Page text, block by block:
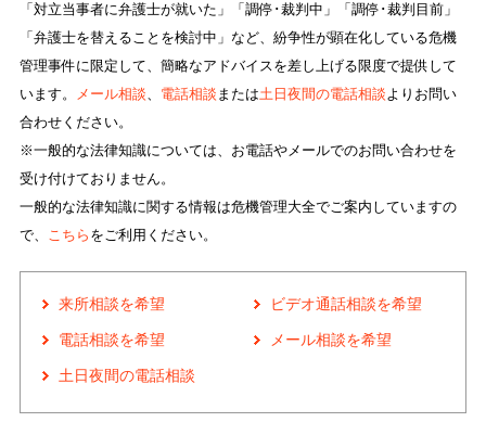
「対立当事者に弁護士が就いた」「調停･裁判中」「調停･裁判目前」
「弁護士を替えることを検討中」など、紛争性が顕在化している危機
管理事件に限定して、簡略なアドバイスを差し上げる限度で提供して
います。
メール相談、 電話相談 または土日夜間の電話相談よりお問い
合わせください。
※一般的な法律知識については、お電話やメールでのお問い合わせを
受け付けておりません。
一般的な法律知識に関する情報は危機管理大全でご案内していますの
で、 こちら をご利用ください。
来所相談を希望 ビデオ通話相談を希望
電話相談を希望 メール相談を希望
土日夜間の電話相談